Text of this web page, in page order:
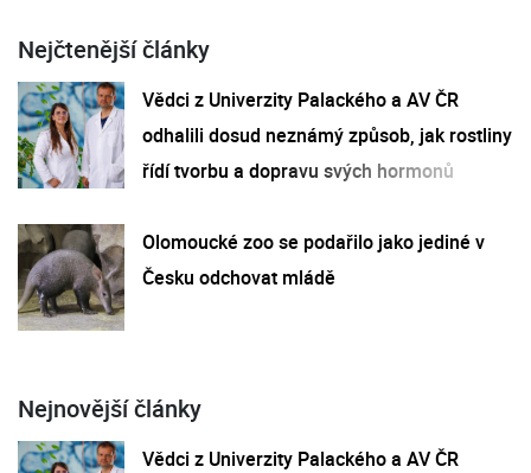
Nejčtenější články
Vědci z Univerzity Palackého a AV ČR
odhalili dosud neznámý způsob, jak rostliny
řídí tvorbu a dopravu svých hormonů
Olomoucké zoo se podařilo jako jediné v
Česku odchovat mládě
Nejnovější články
Vědci z Univerzity Palackého a AV ČR